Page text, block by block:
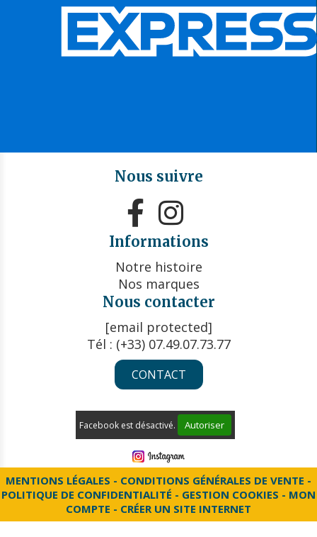
Nous suivre
 
Informations
Notre histoire
Nos marques
Nous contacter
[email protected]
Tél : (+33) 07.49.07.73.77
CONTACT
Facebook est désactivé. Autoriser
MENTIONS LÉGALES
CONDITIONS GÉNÉRALES DE VENTE
POLITIQUE DE CONFIDENTIALITÉ
GESTION COOKIES
MON
COMPTE
CRÉER UN SITE INTERNET